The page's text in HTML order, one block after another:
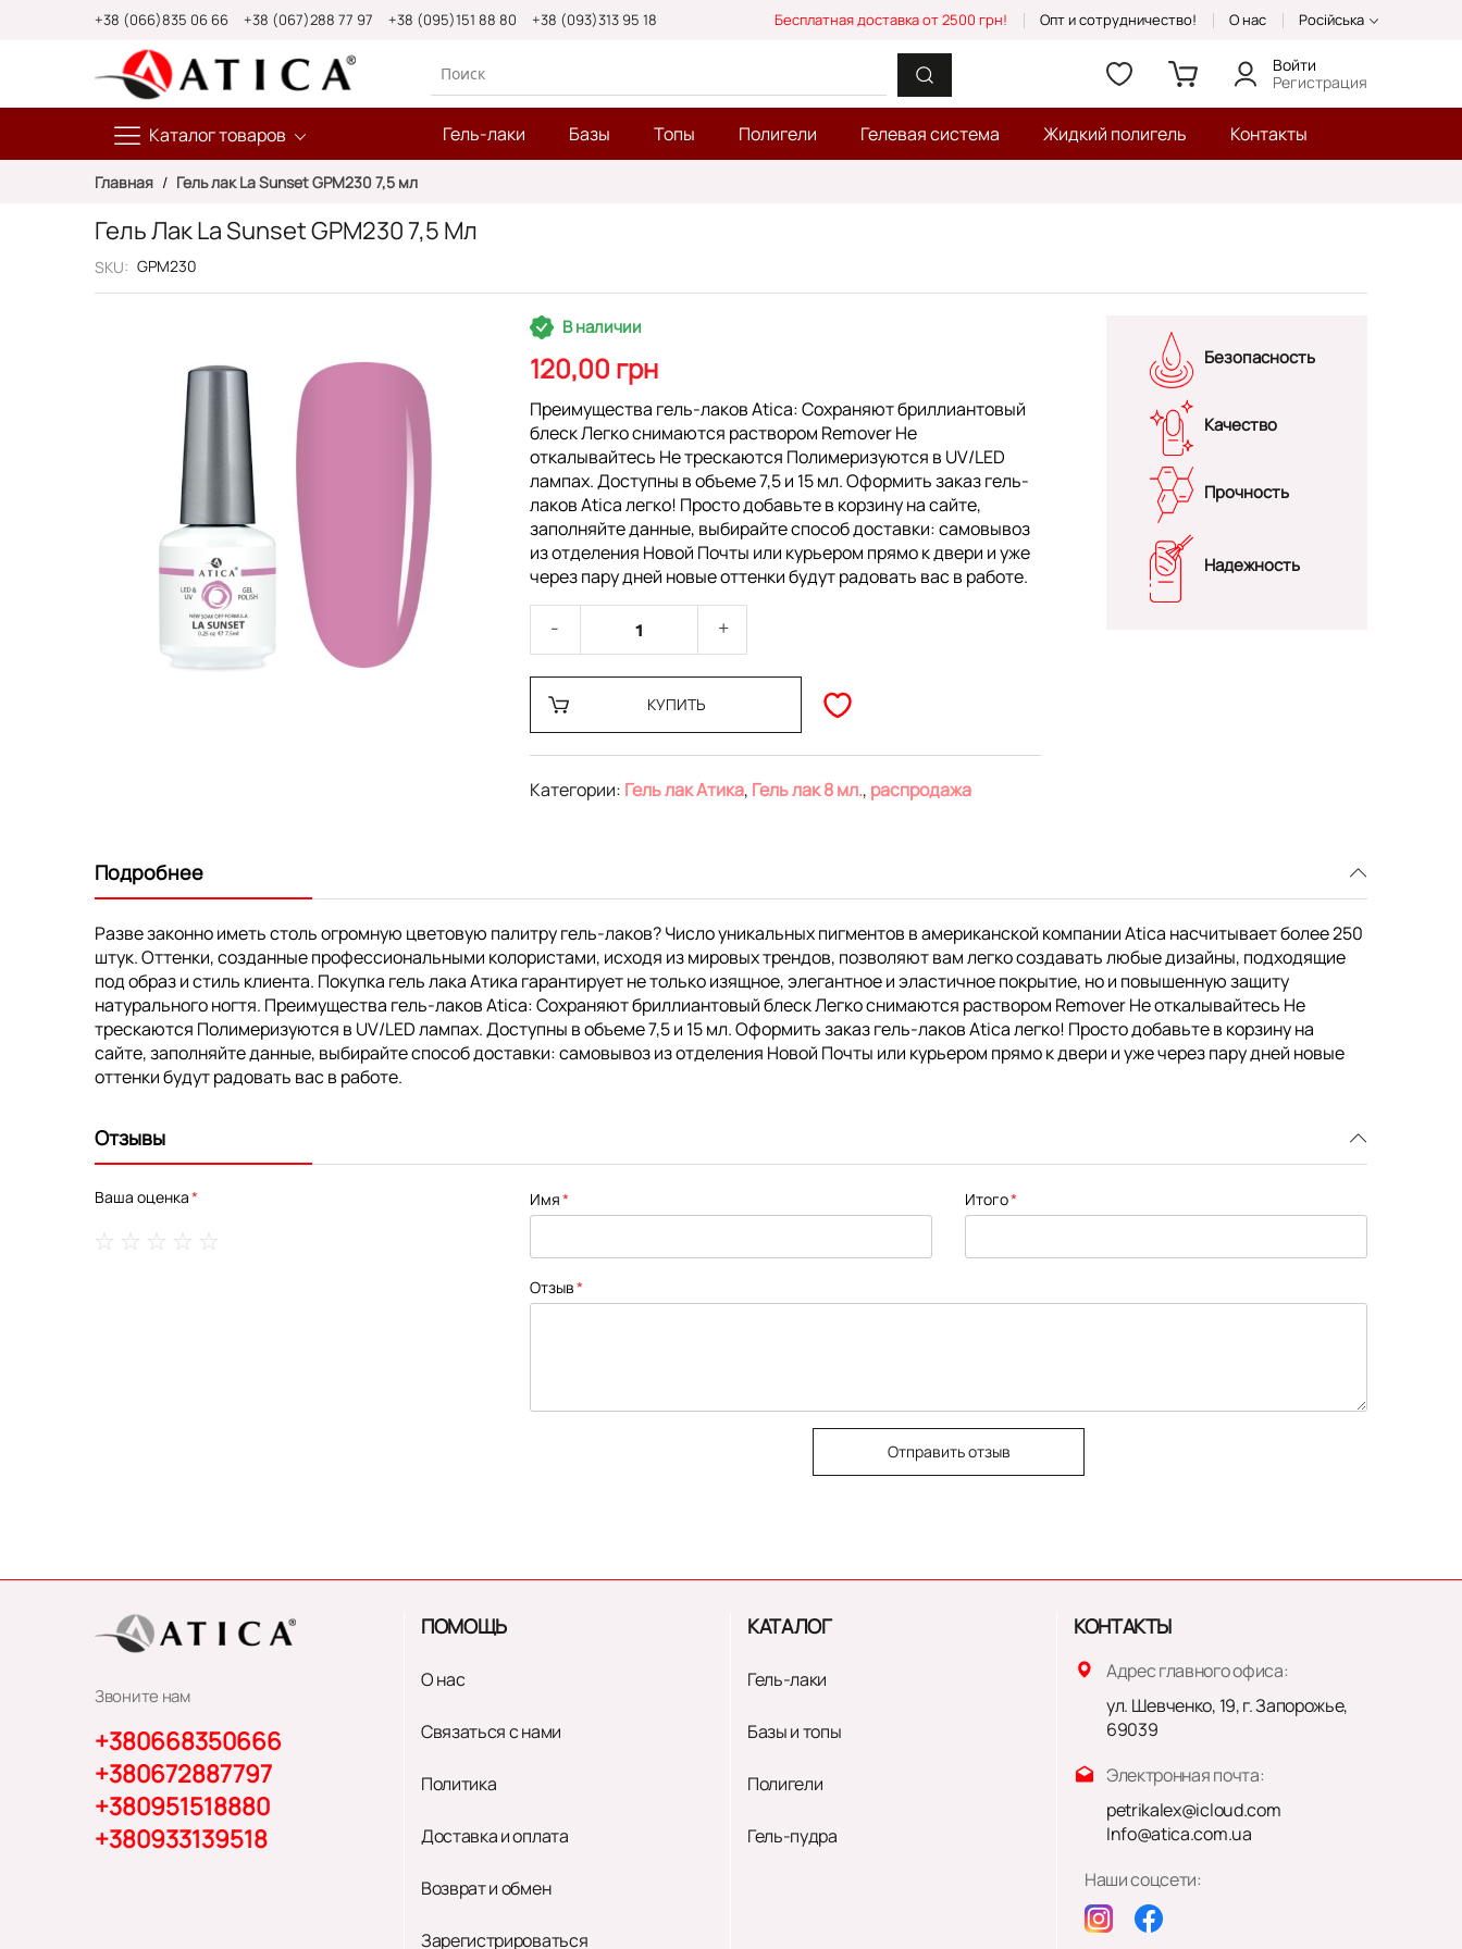
+38 (066)835 06 66 +38 (067)288 77 97 +38 (095)151 88 80 +38 (093)313 95 18 Бесплатная доставка от 2500 грн! Опт и сотрудничество! О нас Російська
Каталог товаров
Войти
Регистрация
Гель-лаки Базы Топы Полигели Гелевая система Жидкий полигель Контакты
Главная Гель лак La Sunset GPM230 7,5 мл
Гель Лак La Sunset GPM230 7,5 Мл
SKU GPM230
изображений
В наличии
120,00 грн
Преимущества гель-лаков Atica: Сохраняют бриллиантовый
блеск Легко снимаются раствором Remover Не
откалывайтесь Не трескаются Полимеризуются в UV/LED
лампах. Доступны в объеме 7,5 и 15 мл. Оформить заказ гель-
лаков Atica легко! Просто добавьте в корзину на сайте,
заполняйте данные, выбирайте способ доставки: самовывоз
из отделения Новой Почты или курьером прямо к двери и уже
через пару дней новые оттенки будут радовать вас в работе.
КУПИТЬ
Категории: Гель лак Атика, Гель лак 8 мл., распродажа
Безопасность
Качество
Прочность
Надежность
Подробнее
Разве законно иметь столь огромную цветовую палитру гель-лаков? Число уникальных пигментов в американской компании Atica насчитывает более 250
штук. Оттенки, созданные профессиональными колористами, исходя из мировых трендов, позволяют вам легко создавать любые дизайны, подходящие
под образ и стиль клиента. Покупка гель лака Атика гарантирует не только изящное, элегантное и эластичное покрытие, но и повышенную защиту
натурального ногтя. Преимущества гель-лаков Atica: Сохраняют бриллиантовый блеск Легко снимаются раствором Remover Не откалывайтесь Не
трескаются Полимеризуются в UV/LED лампах. Доступны в объеме 7,5 и 15 мл. Оформить заказ гель-лаков Atica легко! Просто добавьте в корзину на
сайте, заполняйте данные, выбирайте способ доставки: самовывоз из отделения Новой Почты или курьером прямо к двери и уже через пару дней новые
оттенки будут радовать вас в работе.
Отзывы
Ваша оценка Имя Итого
Отзыв
Отправить отзыв
Звоните нам
+380668350666
+380672887797
+380951518880
+380933139518
ПОМОЩЬ
О нас
Связаться с нами
Политика
Доставка и оплата
Возврат и обмен
Зарегистрироваться
КАТАЛОГ
Гель-лаки
Базы и топы
Полигели
Гель-пудра
КОНТАКТЫ
Адрес главного офиса:
ул. Шевченко, 19, г. Запорожье,
69039
Электронная почта:
petrikalex@icloud.com
Info@atica.com.ua
Наши соцсети: